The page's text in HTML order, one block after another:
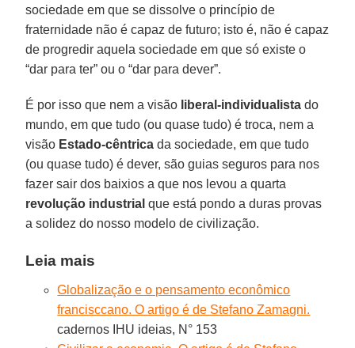
sociedade em que se dissolve o princípio de
fraternidade não é capaz de futuro; isto é, não é capaz
de progredir aquela sociedade em que só existe o
“dar para ter” ou o “dar para dever”.
É por isso que nem a visão liberal-individualista do
mundo, em que tudo (ou quase tudo) é troca, nem a
visão Estado-cêntrica da sociedade, em que tudo
(ou quase tudo) é dever, são guias seguros para nos
fazer sair dos baixios a que nos levou a quarta
revolução industrial que está pondo a duras provas
a solidez do nosso modelo de civilização.
Leia mais
Globalização e o pensamento econômico
francisccano. O artigo é de Stefano Zamagni.
cadernos IHU ideias, N° 153